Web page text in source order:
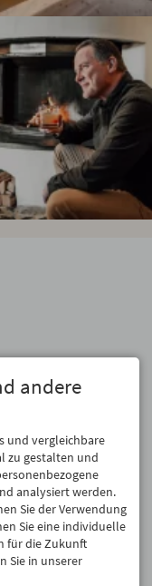
auch keinen Spam.
andere
und vergleichbare
zu gestalten und
analysiert werden.
Sie der Verwendung
Sie eine individuelle
für die Zukunft
Sie in unserer